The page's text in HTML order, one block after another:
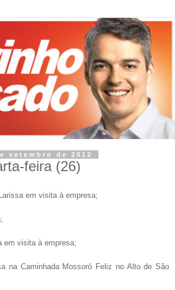
setembro de 2012
feira (26)
em visita à empresa;
;
em visita à empresa;
na Caminhada Mossoró Feliz no Alto de São